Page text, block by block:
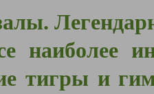
наиболее
тигры и